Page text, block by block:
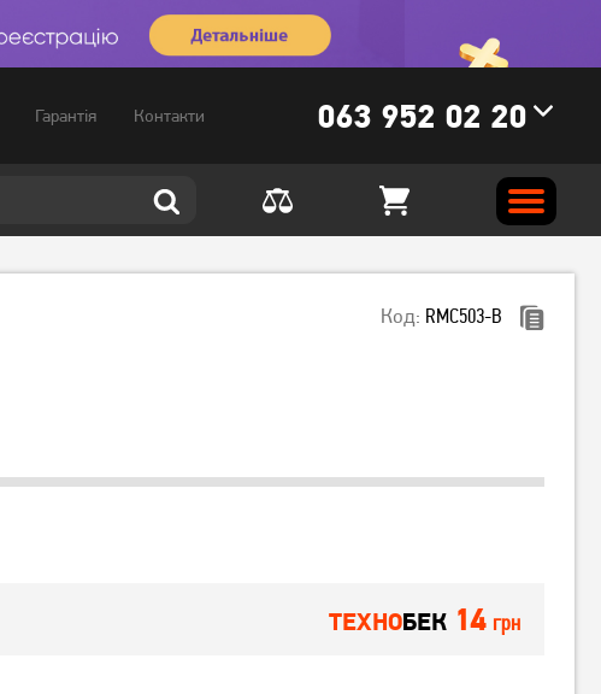
Гарантія Контакти 063 952 02 20
Код: RMC503-B
ТЕХНОБЕК 14 грн